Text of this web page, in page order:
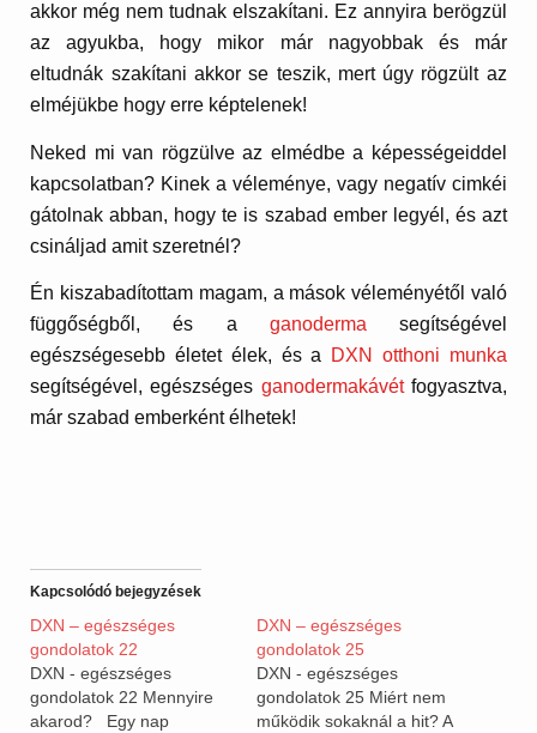
akkor még nem tudnak elszakítani. Ez annyira berögzül
az agyukba, hogy mikor már nagyobbak és már
eltudnák szakítani akkor se teszik, mert úgy rögzült az
elméjükbe hogy erre képtelenek!
Neked mi van rögzülve az elmédbe a képességeiddel
kapcsolatban? Kinek a véleménye, vagy negatív cimkéi
gátolnak abban, hogy te is szabad ember legyél, és azt
csináljad amit szeretnél?
Én kiszabadítottam magam, a mások véleményétől való
függőségből, és a ganoderma segítségével
egészségesebb életet élek, és a
DXN otthoni munka
segítségével, egészséges ganodermakávétfogyasztva,
már szabad emberként élhetek!
Kapcsolódó bejegyzések
DXN – egészséges
gondolatok 22
DXN - egészséges
gondolatok 22 Mennyire
akarod? Egy nap
DXN – egészséges
gondolatok 25
DXN - egészséges
gondolatok 25 Miért nem
működik sokaknál a hit? A